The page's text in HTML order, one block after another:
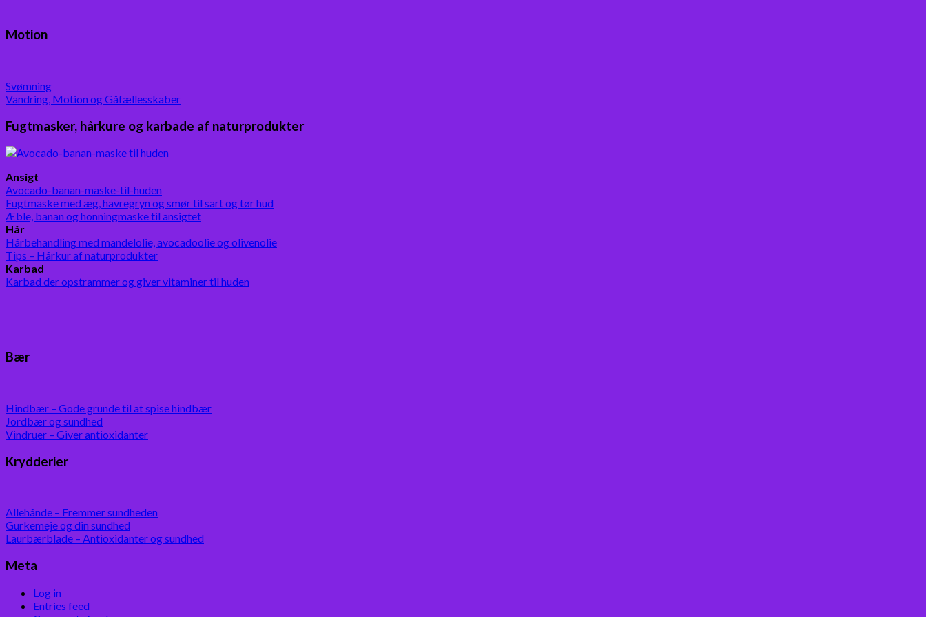
Motion
Svømning
Vandring, Motion og Gåfællesskaber
Fugtmasker, hårkure og karbade af naturprodukter
Ansigt
Avocado-banan-maske-til-huden
Fugtmaske med æg, havregryn og smør til sart og tør hud
Æble, banan og honningmaske til ansigtet
Hår
Hårbehandling med mandelolie, avocadoolie og olivenolie
Tips – Hårkur af naturprodukter
Karbad
Karbad der opstrammer og giver vitaminer til huden
Bær
Hindbær – Gode grunde til at spise hindbær
Jordbær og sundhed
Vindruer – Giver antioxidanter
Krydderier
Allehånde – Fremmer sundheden
Gurkemeje og din sundhed
Laurbærblade – Antioxidanter og sundhed
Meta
Log in
Entries feed